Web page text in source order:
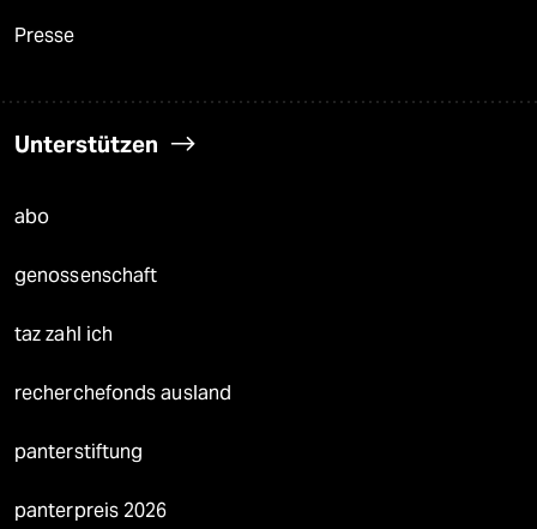
Presse
Unterstützen
abo
genossenschaft
taz zahl ich
recherchefonds ausland
panterstiftung
panterpreis 2026